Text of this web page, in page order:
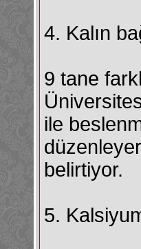
4. Kalın
9 tane
ile
belirtiyor.
5.